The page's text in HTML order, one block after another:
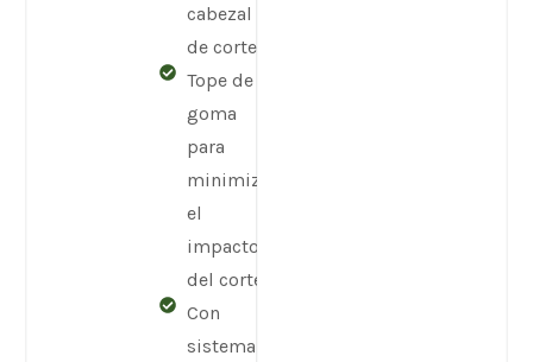
cabezal
de corte
Tope de
goma
para
minimizar
el
impacto
del corte
Con
sistema